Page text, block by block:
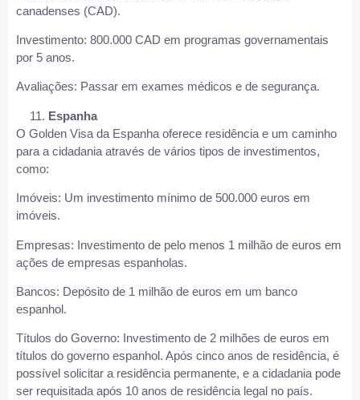
canadenses (CAD).
Investimento: 800.000 CAD em programas governamentais
por 5 anos.
Avaliações: Passar em exames médicos e de segurança.
Espanha
O Golden Visa da Espanha oferece residência e um caminho
para a cidadania através de vários tipos de investimentos,
como:
Imóveis: Um investimento mínimo de 500.000 euros em
imóveis.
Empresas: Investimento de pelo menos 1 milhão de euros em
ações de empresas espanholas.
Bancos: Depósito de 1 milhão de euros em um banco
espanhol.
Títulos do Governo: Investimento de 2 milhões de euros em
títulos do governo espanhol. Após cinco anos de residência, é
possível solicitar a residência permanente, e a cidadania pode
ser requisitada após 10 anos de residência legal no país.